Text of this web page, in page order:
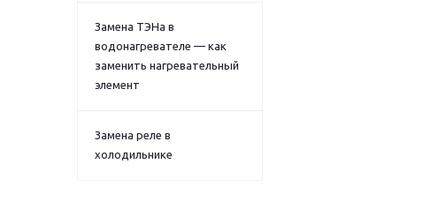
Замена ТЭНа в
водонагревателе — как
заменить нагревательный
элемент
Замена реле в
холодильнике